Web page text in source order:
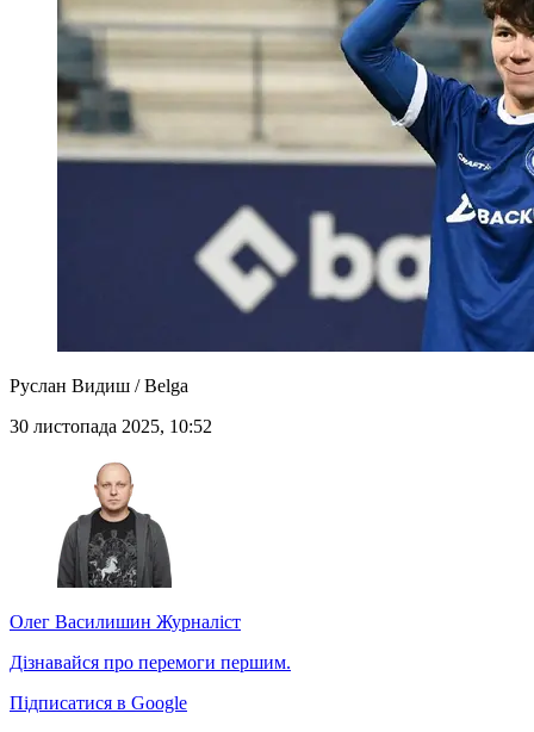
Руслан Видиш / Belga
30 листопада 2025, 10:52
Олег Василишин Журналіст
Дізнавайся про перемоги першим.
Підписатися в Google